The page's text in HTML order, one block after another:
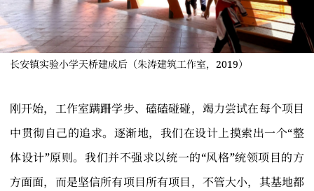
长安镇实验小学天桥建成后（朱涛建筑工作室，2019）
刚开始，工作室蹒跚学步、磕磕碰碰，竭力尝试在每个项目
中贯彻自己的追求。逐渐地，我们在设计上摸索出一个“整
体设计”原则。我们并不强求以统一的“风格”统领项目的方
方面面，而是坚信所有项目所有项目，不管大小，其基地都